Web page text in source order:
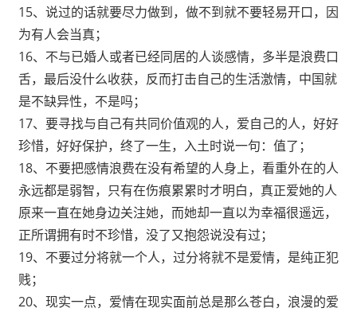
15、说过的话就要尽力做到，做不到就不要轻易开口，因
为有人会当真；
16、不与已婚人或者已经同居的人谈感情，多半是浪费口
舌，最后没什么收获，反而打击自己的生活激情，中国就
是不缺异性，不是吗；
17、要寻找与自己有共同价值观的人，爱自己的人，好好
珍惜，好好保护，终了一生，入土时说一句：值了；
18、不要把感情浪费在没有希望的人身上，看重外在的人
永远都是弱智，只有在伤痕累累时才明白，真正爱她的人
原来一直在她身边关注她，而她却一直以为幸福很遥远，
正所谓拥有时不珍惜，没了又抱怨说没有过；
19、不要过分将就一个人，过分将就不是爱情，是纯正犯
贱；
20、现实一点，爱情在现实面前总是那么苍白，浪漫的爱